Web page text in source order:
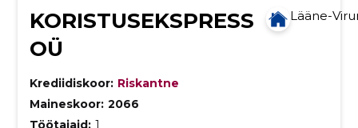
KORISTUSEKSPRESS
OÜ
Lääne-
Krediidiskoor: Riskantne
Maineskoor: 2066
Töötajaid: 1